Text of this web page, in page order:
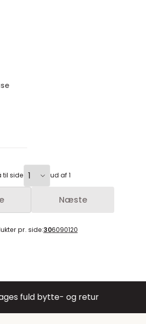
til side ud af 1
Næste
pr. side:306090120
fuld bytte- og retur